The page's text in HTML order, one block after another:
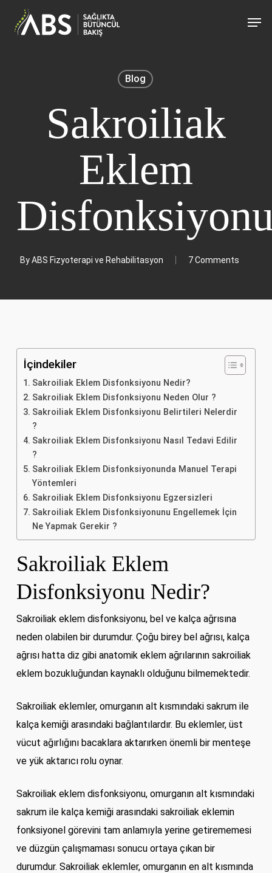
Blog
Sakroiliak
Eklem
By ABS Fizyoterapi ve Rehabilitasyon 7 Comments
İçindekiler
Sakroiliak Eklem Disfonksiyonu Nedir?
Sakroiliak Eklem Disfonksiyonu Neden Olur ?
Sakroiliak Eklem Disfonksiyonu Belirtileri Nelerdir
?
Sakroiliak Eklem Disfonksiyonu Nasıl Tedavi Edilir
?
Sakroiliak Eklem Disfonksiyonunda Manuel Terapi
Yöntemleri
Sakroiliak Eklem Disfonksiyonu Egzersizleri
Sakroiliak Eklem Disfonksiyonunu Engellemek İçin
Ne Yapmak Gerekir ?
Sakroiliak Eklem
Disfonksiyonu Nedir?
Sakroiliak eklem disfonksiyonu, bel ve kalça ağrısına
neden olabilen bir durumdur. Çoğu birey bel ağrısı, kalça
ağrısı hatta diz gibi anatomik eklem ağrılarının sakroiliak
eklem bozukluğundan kaynaklı olduğunu bilmemektedir.
Sakroiliak eklemler, omurganın alt kısmındaki sakrum ile
kalça kemiği arasındaki bağlantılardır. Bu eklemler, üst
vücut ağırlığını bacaklara aktarırken önemli bir menteşe
ve yük aktarıcı rolu oynar.
Sakroiliak eklem disfonksiyonu, omurganın alt kısmındaki
sakrum ile kalça kemiği arasındaki sakroiliak eklemin
fonksiyonel görevini tam anlamıyla yerine getirememesi
ve düzgün çalışmaması sonucu ortaya çıkan bir
durumdur. Sakroiliak eklemler, omurganın en alt kısmında